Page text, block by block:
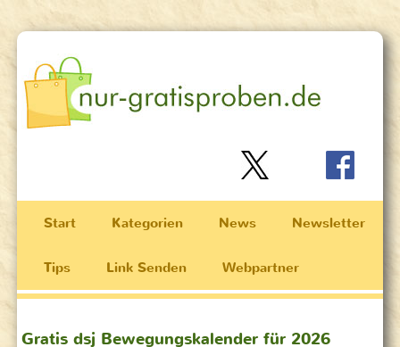
Start Kategorien News Newsletter
Tips Link Senden Webpartner
Gratis dsj Bewegungskalender für 2026